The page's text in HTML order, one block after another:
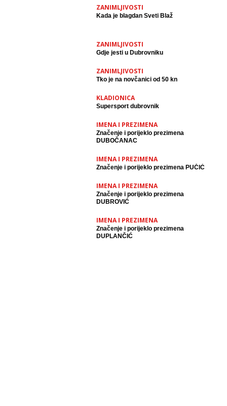
ZANIMLJIVOSTI
Kada je blagdan Sveti Blaž
ZANIMLJIVOSTI
Gdje jesti u Dubrovniku
ZANIMLJIVOSTI
Tko je na novčanici od 50 kn
KLADIONICA
Supersport dubrovnik
IMENA I PREZIMENA
Značenje i porijeklo prezimena
DUBOČANAC
IMENA I PREZIMENA
Značenje i porijeklo prezimena PUČIĆ
IMENA I PREZIMENA
Značenje i porijeklo prezimena
DUBROVIĆ
IMENA I PREZIMENA
Značenje i porijeklo prezimena
DUPLANČIĆ